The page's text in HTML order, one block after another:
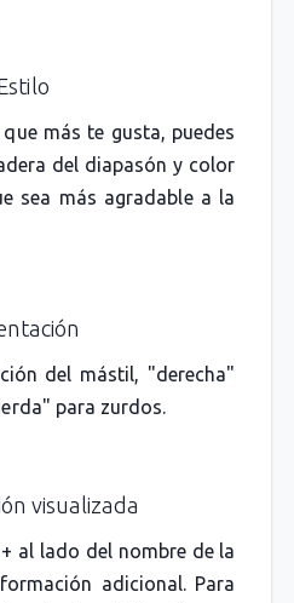
más te gusta, puedes
del diapasón y color
sea más agradable a la
del mástil, "derecha"
para zurdos.
visualizada
al lado del nombre de la
adicional. Para